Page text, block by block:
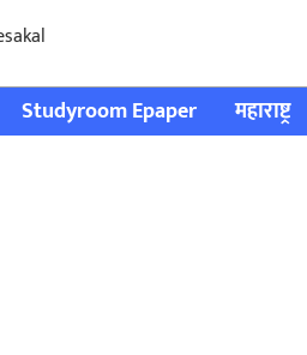
Studyroom Epaper महाराष्ट्र